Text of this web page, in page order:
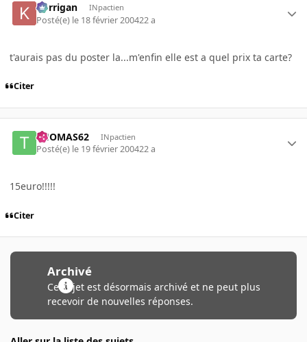
korrigan INpactien
Posté(e) le 18 février 200422 a
t'aurais pas du poster la...m'enfin elle est a quel prix ta carte?
Citer
THOMAS62 INpactien
Posté(e) le 19 février 200422 a
15euro!!!!!
Citer
Archivé
Ce sujet est désormais archivé et ne peut plus
recevoir de nouvelles réponses.